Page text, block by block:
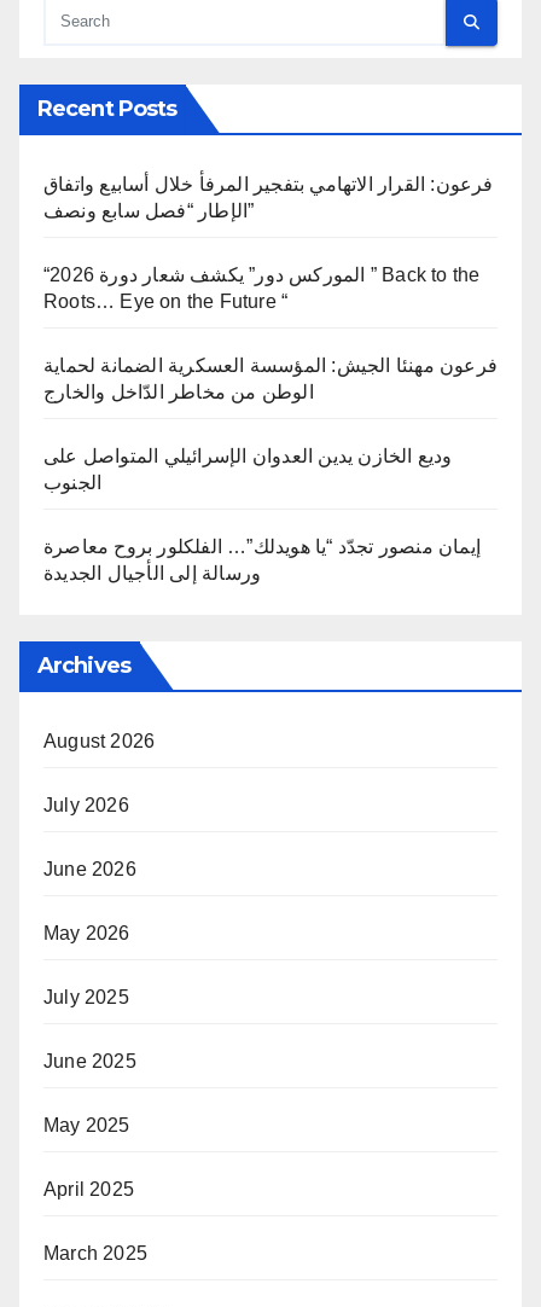
Recent Posts
فرعون: القرار الاتهامي بتفجير المرفأ خلال أسابيع واتفاق
الإطار “فصل سابع ونصف”
“الموركس دور” يكشف شعار دورة 2026 ” Back to the
Roots… Eye on the Future “
فرعون مهنئا الجيش: المؤسسة العسكرية الضمانة لحماية
الوطن من مخاطر الدّاخل والخارج
وديع الخازن يدين العدوان الإسرائيلي المتواصل على
الجنوب
إيمان منصور تجدّد “يا هويدلك”… الفلكلور بروح معاصرة
ورسالة إلى الأجيال الجديدة
Archives
August 2026
July 2026
June 2026
May 2026
July 2025
June 2025
May 2025
April 2025
March 2025